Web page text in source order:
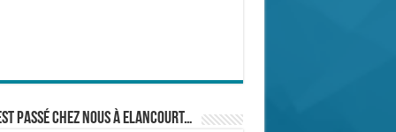
passé chez nous à Elancourt…